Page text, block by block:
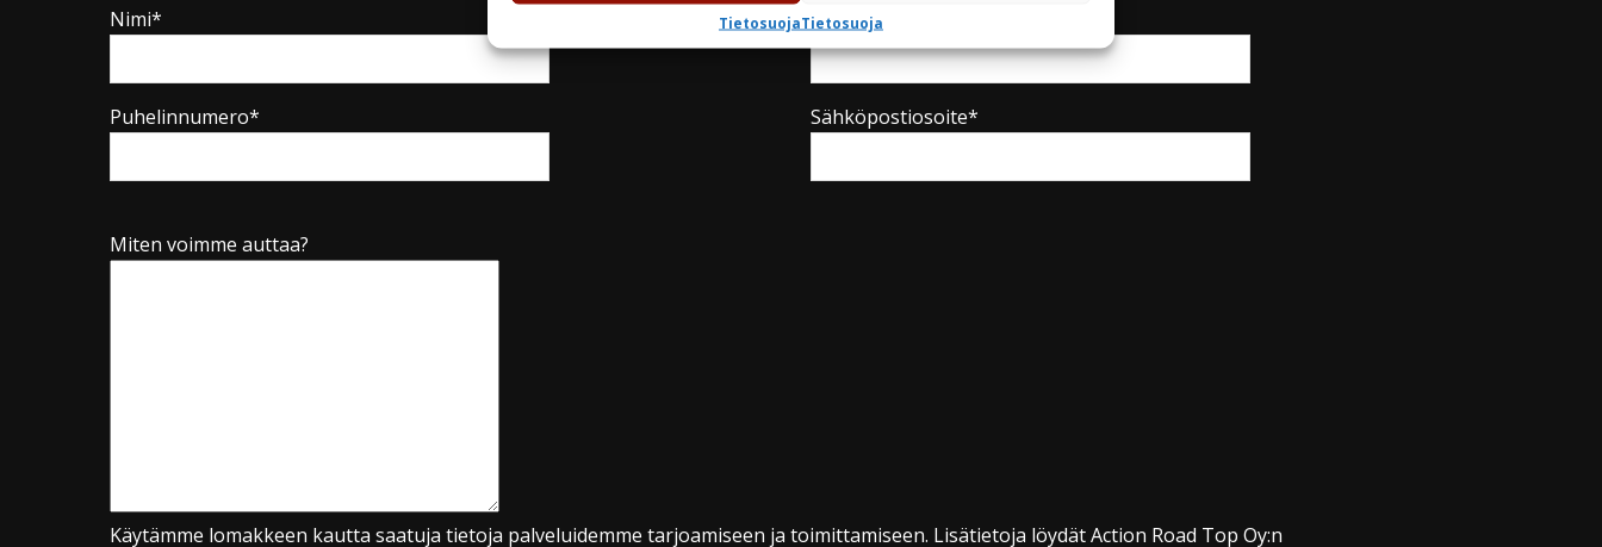
TietosuojaTietosuoja
Nimi* Yritys
Puhelinnumero* Sähköpostiosoite*
Miten voimme auttaa?
Käytämme lomakkeen kautta saatuja tietoja palveluidemme tarjoamiseen ja toimittamiseen. Lisätietoja löydät Action Road Top Oy:n